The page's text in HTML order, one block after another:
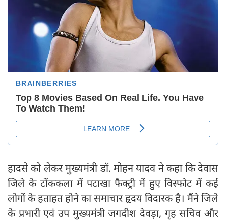
हादसे को लेकर मुख्यमंत्री डॉ. मोहन यादव ने कहा कि देवास
जिले के टोंककला में पटाखा फैक्ट्री में हुए विस्फोट में कई
लोगों के हताहत होने का समाचार हृदय विदारक है। मैंने जिले
के प्रभारी एवं उप मुख्यमंत्री जगदीश देवड़ा, गृह सचिव और